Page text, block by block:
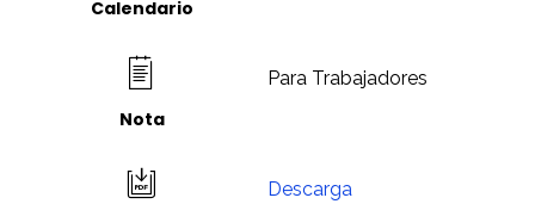
Calendario
Nota
Para Trabajadores
Descarga